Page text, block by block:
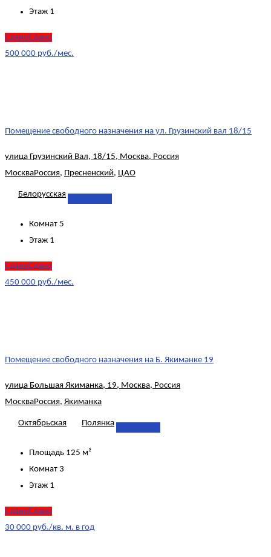
Этаж 1
СданоСдано
500 000 руб./мес.
Помещение свободного назначения на ул. Грузинский вал 18/15
улица Грузинский Вал, 18/15, Москва, Россия
МоскваРоссия, Пресненский, ЦАО
Белорусская
Комнат 5
Этаж 1
СданоСдано
450 000 руб./мес.
Помещение свободного назначения на Б. Якиманке 19
улица Большая Якиманка, 19, Москва, Россия
МоскваРоссия, Якиманка
Октябрьская Полянка
Площадь 125 м²
Комнат 3
Этаж 1
СданоСдано
30 000 руб./кв. м. в год